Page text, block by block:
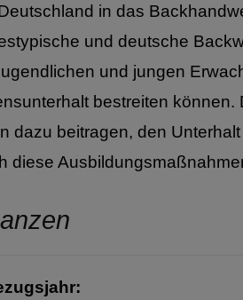
in das
und deutsche
und jungen
bestreiten
dazu beitragen, den
diese